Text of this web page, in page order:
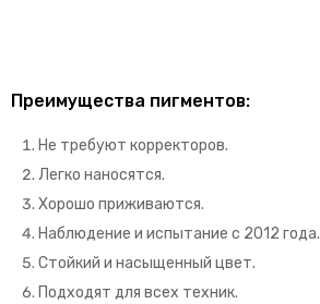
Преимущества пигментов:
Не требуют корректоров.
Легко наносятся.
Хорошо приживаются.
Наблюдение и испытание с 2012 года.
Стойкий и насыщенный цвет.
Подходят для всех техник.